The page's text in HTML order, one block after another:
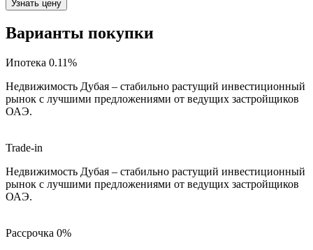
Узнать цену
Варианты покупки
Ипотека 0.11%
Недвижимость Дубая – стабильно растущий инвестиционный
рынок с лучшими предложениями от ведущих застройщиков
ОАЭ.
Trade-in
Недвижимость Дубая – стабильно растущий инвестиционный
рынок с лучшими предложениями от ведущих застройщиков
ОАЭ.
Рассрочка 0%